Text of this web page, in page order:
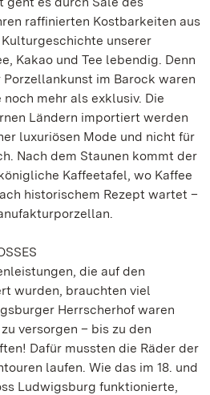
raffinierten Kostbarkeiten aus
unserer
Kakao und Tee lebendig. Denn
im Barock waren
mehr als exklusiv. Die
Ländern importiert werden
luxuriösen Mode und nicht für
Nach dem Staunen kommt der
Kaffeetafel, wo Kaffee
historischem Rezept wartet –
die auf den
wurden, brauchten viel
Herrscherhof waren
versorgen – bis zu den
Dafür mussten die Räder der
laufen. Wie das im 18. und
Ludwigsburg funktionierte,